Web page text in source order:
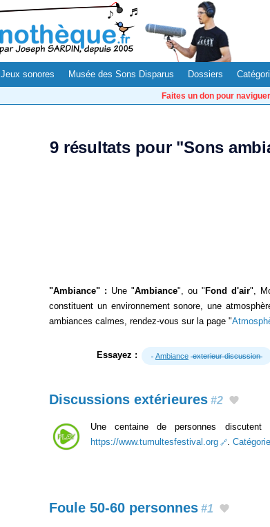
Jeux sonores Musée des Sons Disparus Dossiers
Faites un don pour
9 résultats pour "Sons
"Ambiance" : Une "Ambiance", ou " Fond d'air",
constituent un environnement sonore, une
ambiances calmes, rendez-vous sur la page "
Essayez : Ambiance exterieur discussion
Discussions extérieures #2
Une centaine de personnes
https://www.tumultesfestival.org
.
Foule 50-60 personnes #1